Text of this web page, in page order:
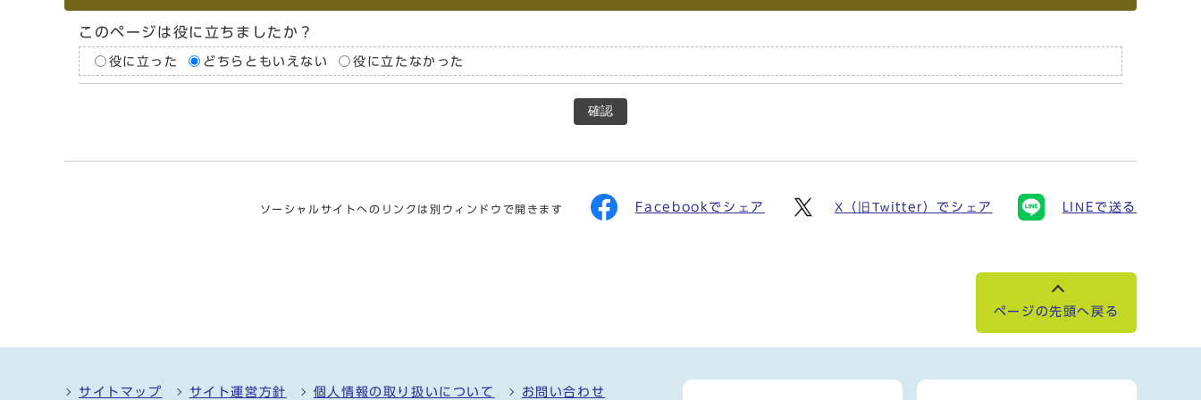
このページは役に立ちましたか？
役に立った どちらともいえない 役に立たなかった
確認
ソーシャルサイトへのリンクは別ウィンドウで開きます Facebookでシェア X（旧Twitter）でシェア LINEで送る
ページの先頭へ戻る
サイトマップ サイト運営方針 個人情報の取り扱いについて お問い合わせ